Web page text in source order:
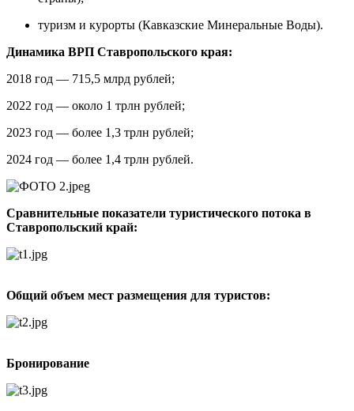
туризм и курорты (Кавказские Минеральные Воды).
Динамика ВРП Ставропольского края:
2018 год — 715,5 млрд рублей;
2022 год — около 1 трлн рублей;
2023 год — более 1,3 трлн рублей;
2024 год — более 1,4 трлн рублей.
Сравнительные показатели туристического потока в
Ставропольский край:
Общий объем мест размещения для туристов:
Бронирование